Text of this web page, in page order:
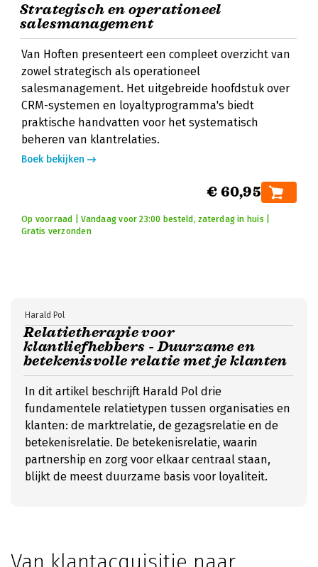
Strategisch en operationeel
salesmanagement
Van Hoften presenteert een compleet overzicht van
zowel strategisch als operationeel
salesmanagement. Het uitgebreide hoofdstuk over
CRM-systemen en loyaltyprogramma's biedt
praktische handvatten voor het systematisch
beheren van klantrelaties.
Boek bekijken
€ 60,95
Op voorraad | Vandaag voor 23:00 besteld, zaterdag in huis |
Gratis verzonden
Relatietherapie voor
klantliefhebbers - Duurzame en
betekenisvolle relatie met je klanten
Harald Pol
In dit artikel beschrijft Harald Pol drie
fundamentele relatietypen tussen organisaties en
klanten: de marktrelatie, de gezagsrelatie en de
betekenisrelatie. De betekenisrelatie, waarin
partnership en zorg voor elkaar centraal staan,
blijkt de meest duurzame basis voor loyaliteit.